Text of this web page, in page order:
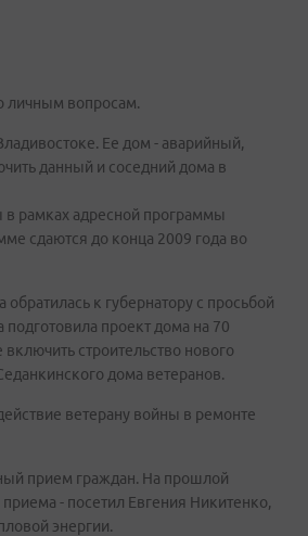
личным вопросам.
Ее дом - аварийный,
данный и соседний дома в
рамках адресной программы
сдаются до конца 2009 года во
к губернатору с просьбой
проект дома на 70
строительство нового
дома ветеранов.
ветерану войны в ремонте
прием граждан. На прошлой
- посетил Евгения Никитенко,
энергии.